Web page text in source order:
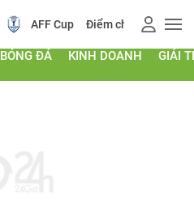
AFF Cup Điểm chuẩn 2026
BÓNG ĐÁ KINH DOANH GIẢI